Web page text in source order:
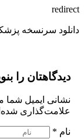
redirect
دانلود سرنسخه
دیدگاهتان را
نشانی ایمیل شما
علامت‌گذاری
نام *